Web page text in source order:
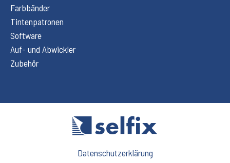
Farbbänder
Tintenpatronen
Software
Auf- und Abwickler
Zubehör
Datenschutzerklärung